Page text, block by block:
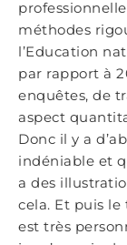
méthodes
l’Education
par rapport à
enquêtes, de
aspect
Donc il y a
indéniable et
a des
cela. Et puis le
est très